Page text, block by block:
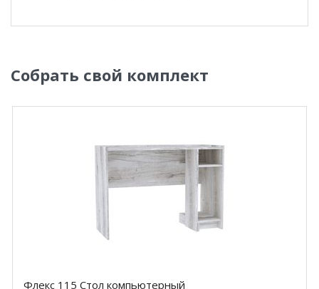
Собрать свой комплект
Флекс 115 Стол компьютерный